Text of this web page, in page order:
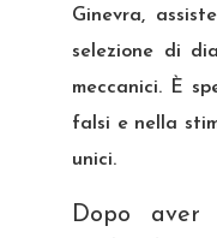
Ginevra,
selezione di
meccanici. È
falsi e nella
unici.
Dopo aver